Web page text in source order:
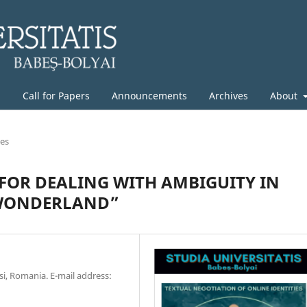
Call for Papers Announcements Archives About
DEALING WITH AMBIGUITY IN
Romania. E-mail address: